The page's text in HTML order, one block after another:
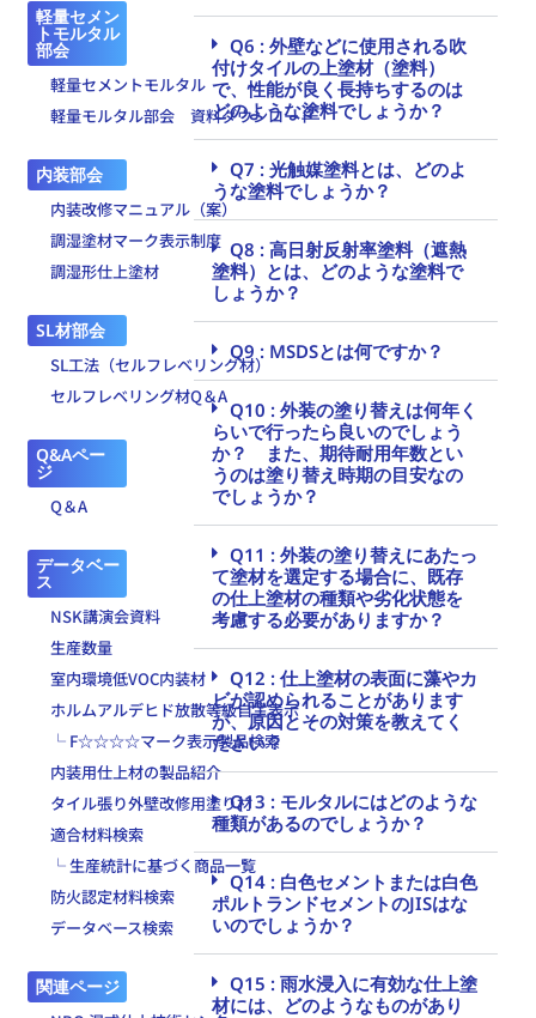
軽量セメン
トモルタル
部会
軽量セメントモルタル
軽量モルタル部会 資料ダウンロード
内装部会
内装改修マニュアル（案）
調湿塗材マーク表示制度
調湿形仕上塗材
SL材部会
SL工法（セルフレベリング材）
セルフレベリング材Q＆A
Q&Aペー
ジ
Q＆A
データベー
ス
NSK講演会資料
生産数量
室内環境低VOC内装材
ホルムアルデヒド放散等級自主表示
└ F☆☆☆☆マーク表示製品検索
内装用仕上材の製品紹介
タイル張り外壁改修用塗り材
適合材料検索
└ 生産統計に基づく商品一覧
防火認定材料検索
データベース検索
関連ページ
Q6 : 外壁などに使用される吹
付けタイルの上塗材（塗料）
で、性能が良く長持ちするのは
どのような塗料でしょうか？
Q7 : 光触媒塗料とは、どのよ
うな塗料でしょうか？
Q8 : 高日射反射率塗料（遮熱
塗料）とは、どのような塗料で
しょうか？
Q9 : MSDSとは何ですか？
Q10 : 外装の塗り替えは何年く
らいで行ったら良いのでしょう
か？ また、期待耐用年数とい
うのは塗り替え時期の目安なの
でしょうか？
Q11 : 外装の塗り替えにあたっ
て塗材を選定する場合に、既存
の仕上塗材の種類や劣化状態を
考慮する必要がありますか？
Q12 : 仕上塗材の表面に藻やカ
ビが認められることがあります
が、原因とその対策を教えてく
ださい？
Q13 : モルタルにはどのような
種類があるのでしょうか？
Q14 : 白色セメントまたは白色
ポルトランドセメントのJISはな
いのでしょうか？
Q15 : 雨水浸入に有効な仕上塗
材には、どのようなものがあり